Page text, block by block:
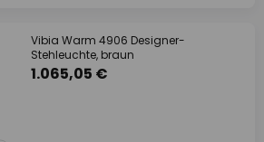
Vibia Warm 4906 Designer-
Stehleuchte, braun
1.065,05 €